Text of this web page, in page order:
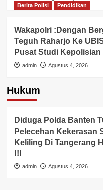
Berita Polisi
Pendidikan
Wakapolri :Dengan
Teguh Raharjo Ke
Pusat Studi Kepolisian
admin Agustus 4, 2026
Hukum
Berita Polisi
Diduga Polda Banten
Pelecehan Kekerasan
Keliling Di Tangerang
!!!
admin Agustus 4, 2026